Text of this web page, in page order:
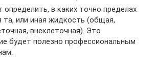
определить, в каких точно пределах
та, или иная жидкость (общая,
внеклеточная). Это
будет полезно профессиональным